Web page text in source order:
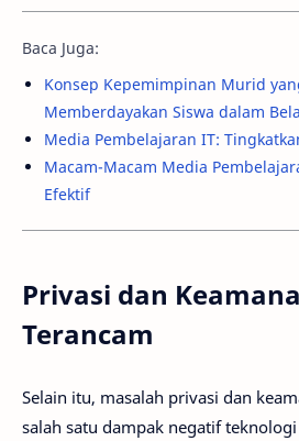
Baca Juga:
Konsep Kepemimpinan Murid
Memberdayakan Siswa dalam
Media Pembelajaran IT:
Macam-Macam Media
Efektif
Privasi dan
Terancam
Selain itu, masalah privasi dan
salah satu dampak negatif